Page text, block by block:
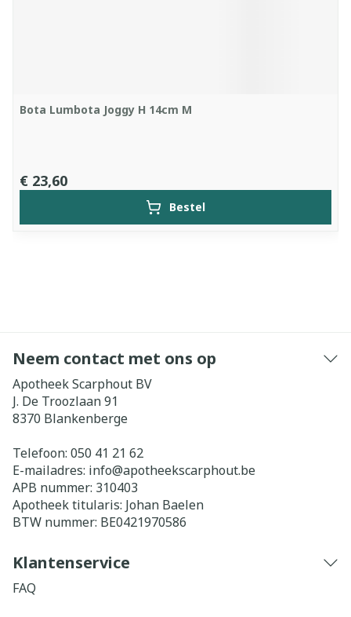
Bota Lumbota Joggy H 14cm M
€ 23,60
Bestel
Neem contact met ons op
Apotheek Scarphout BV
J. De Troozlaan 91
8370 Blankenberge
Telefoon: 050 41 21 62
E-mailadres: info@apotheekscarphout.be
APB nummer: 310403
Apotheek titularis: Johan Baelen
BTW nummer: BE0421970586
Klantenservice
FAQ